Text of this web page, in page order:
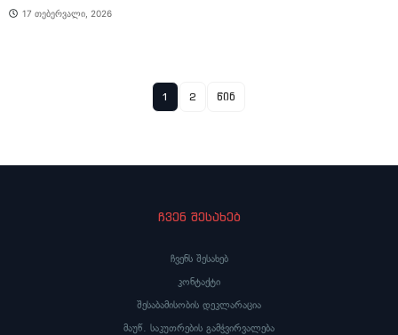
17 თებერვალი, 2026
1 2 წინ
ჩვენ შესახებ
ჩვენს შესახებ
კონტაქტი
შესაბამისობის დეკლარაცია
მაუწ. საკუთრების გამჭვირვალება